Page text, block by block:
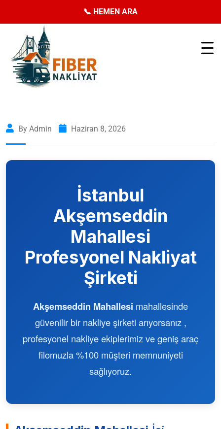
By Admin Haziran 8, 2026
İstanbul
Akşemseddin
Mahallesi
Profesyonel Nakliyat
Şirketi
Akşemseddin Mahallesi mahallesinde
güvenilir bir nakliye şirketi arıyorsanız ,
profesyonel nakliye ekiplerimiz ve geniş araç
filomuzla %100 müşteri memnuniyeti
sağlıyoruz.
📞 HEMEN ARA